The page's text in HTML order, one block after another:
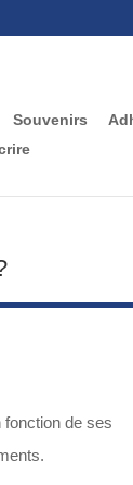
Souvenirs
de ses